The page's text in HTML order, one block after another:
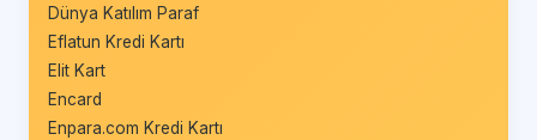
Dünya Katılım Paraf
Eflatun Kredi Kartı
Elit Kart
Encard
Enpara.com Kredi Kartı